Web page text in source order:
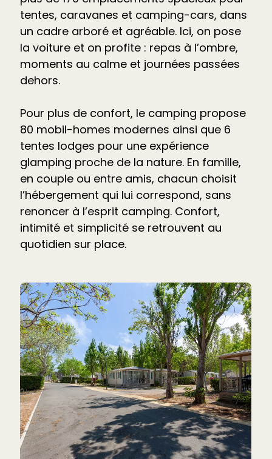
tentes, caravanes et camping-cars, dans
un cadre arboré et agréable. Ici, on pose
la voiture et on profite : repas à l’ombre,
moments au calme et journées passées
dehors.
Pour plus de confort, le camping propose
80 mobil-homes modernes ainsi que 6
tentes lodges pour une expérience
glamping proche de la nature. En famille,
en couple ou entre amis, chacun choisit
l’hébergement qui lui correspond, sans
renoncer à l’esprit camping. Confort,
intimité et simplicité se retrouvent au
quotidien sur place.